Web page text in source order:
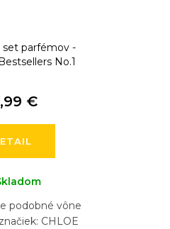
set parfémov -
No.1
€
podobné vône
CHLOE